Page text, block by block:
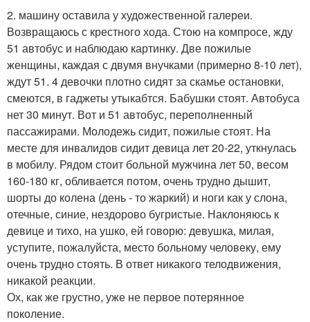
2. машину оставила у художественной галереи.
Возвращаюсь с крестного хода. Стою на компросе, жду
51 автобус и наблюдаю картинку. Две пожилые
женщины, каждая с двумя внучками (примерно 8-10 лет),
ждут 51. 4 девочки плотно сидят за скамье остановки,
смеются, в гаджеты утыкабтся. Бабушки стоят. Автобуса
нет 30 минут. Вот и 51 автобус, переполненный
пассажирами. Молодежь сидит, пожилые стоят. На
месте для инвалидов сидит девица лет 20-22, уткнулась
в мобилу. Рядом стоит больной мужчина лет 50, весом
160-180 кг, обливается потом, очень трудно дышит,
шорты до колена (день - то жаркий) и ноги как у слона,
отечные, синие, нездорово бугристые. Наклоняюсь к
девице и тихо, на ушко, ей говорю: девушка, милая,
уступите, пожалуйста, место больному человеку, ему
очень трудно стоять. В ответ никакого телодвижения,
никакой реакции.
Ох, как же грустно, уже не первое потерянное
поколение.